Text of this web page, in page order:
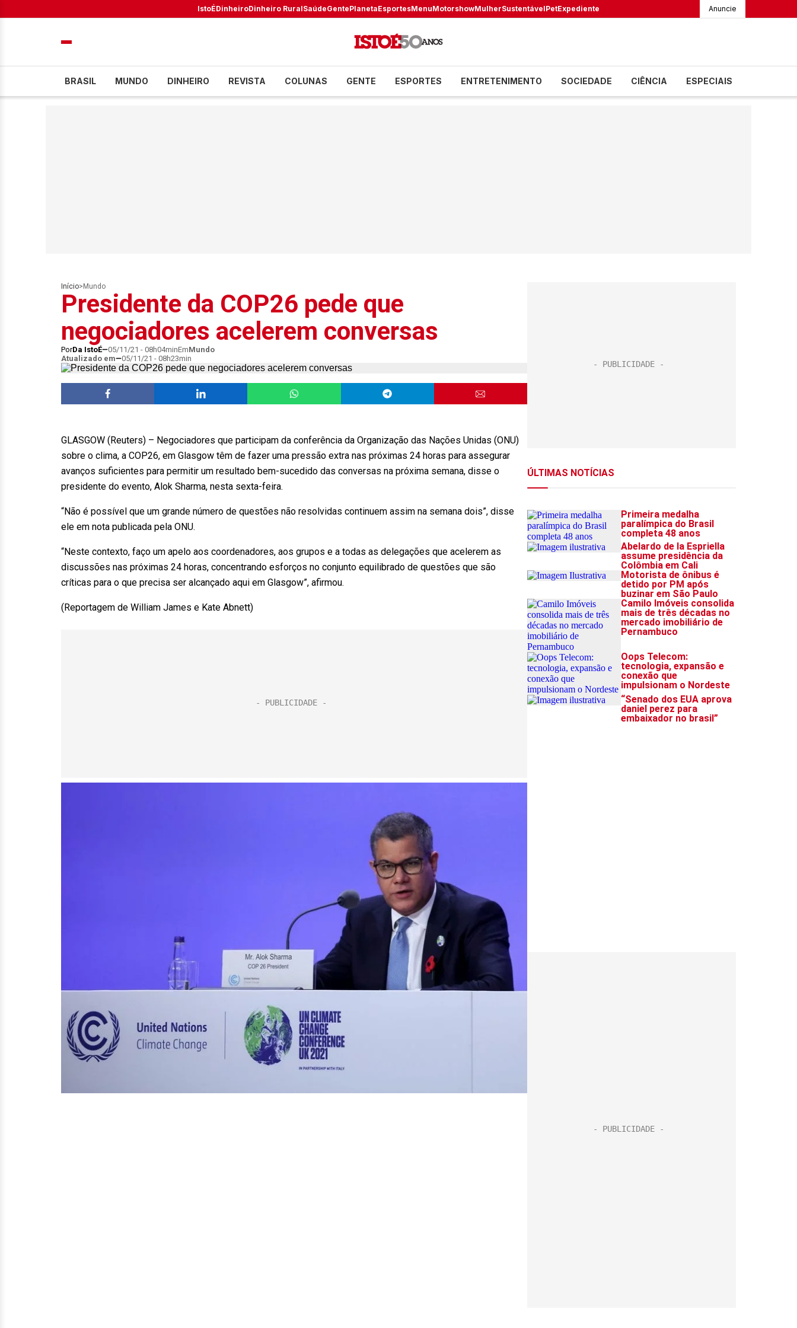
IstoÉDinheiroDinheiro RuralSaúdeGentePlanetaEsportesMenuMotorshowMulherSustentávelPetExpediente Anuncie
BRASIL MUNDO DINHEIRO REVISTA COLUNAS GENTE ESPORTES ENTRETENIMENTO SOCIEDADE CIÊNCIA ESPECIAIS
Início> Mundo
Presidente da COP26 pede que
negociadores acelerem conversas
PorDa IstoÉ 05/11/21 - 08h04minEmMundo
Atualizado em
05/11/21 - 08h23min
GLASGOW (Reuters) – Negociadores que participam da conferência da Organização das Nações Unidas (ONU)
sobre o clima, a COP26, em Glasgow têm de fazer uma pressão extra nas próximas 24 horas para assegurar
avanços suficientes para permitir um resultado bem-sucedido das conversas na próxima semana, disse o
presidente do evento, Alok Sharma, nesta sexta-feira.
“Não é possível que um grande número de questões não resolvidas continuem assim na semana dois”, disse
ele em nota publicada pela ONU.
“Neste contexto, faço um apelo aos coordenadores, aos grupos e a todas as delegações que acelerem as
discussões nas próximas 24 horas, concentrando esforços no conjunto equilibrado de questões que são
críticas para o que precisa ser alcançado aqui em Glasgow”, afirmou.
(Reportagem de William James e Kate Abnett)